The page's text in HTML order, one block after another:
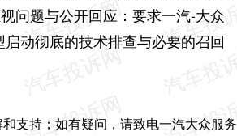
问题与公开回应：要求一汽-大众
动彻底的技术排查与必要的召回
支持；如有疑问，请致电一汽大众服务